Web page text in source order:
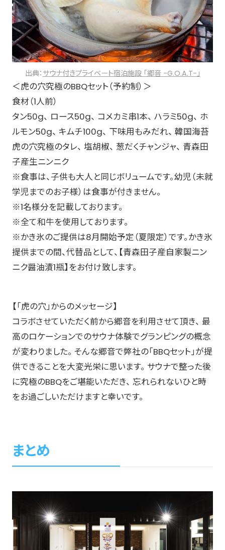
出典： サウナ付きプライベート宿泊施設 「郷音 -G.O.A.T-」
＜虎の穴究極のBBQセット（予約制）＞
食材（1人前）
タン50g、 ロース50g、 コメカミ串1本、 ハラミ50g、 ホ
ルモン50g、 キムチ100g、 下味用もみだれ、 韓国海苔
虎の穴究極のタレ、 塩胡椒、 葱だくチャンジャ、 青森田
子産生ニンニク
※食事は、子供も大人と同じボリュームです。幼児（未就
学児までのお子様）は食事が付きません。
※1名様分を記載しております。
※全て和牛を使用しております。
※かき氷のご提供は8月開始予定（夏限定）です。かき氷
提供までの間、代替品として、【青森田子産自家製ニン
ニク醤油漬1瓶】をお付け致します。
【「虎の穴」からのメッセージ】
コラボさせていただく前から郷音を利用させて頂き、 最
高のロケーションでのサウナ体験でグランピングの概念
が変わりました。 そんな郷音で弊社の「BBQセット」が提
供できることを大変光栄に思います。 サウナで整った後
に究極のBBQをご堪能いただき、 忘れられないひと時
をお過ごしいただけますと幸いです。
まとめ